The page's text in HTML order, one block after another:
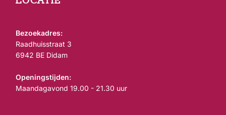
Bezoekadres:
Raadhuisstraat 3
6942 BE Didam
Openingstijden:
Maandagavond 19.00 - 21.30 uur